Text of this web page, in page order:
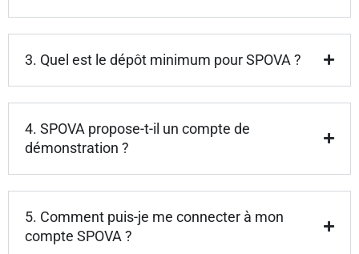
3. Quel est le dépôt minimum pour SPOVA ?
4. SPOVA propose-t-il un compte de
démonstration ?
5. Comment puis-je me connecter à mon
compte SPOVA ?